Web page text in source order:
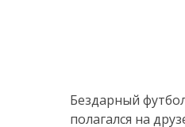
Бездарный
полагался на